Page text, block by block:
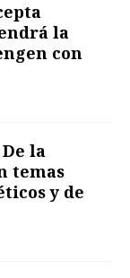
la
con
la
temas
y de